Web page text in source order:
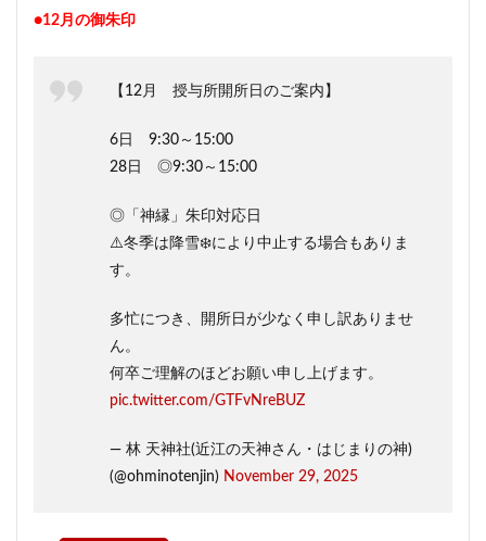
●12月の御朱印
【12月 授与所開所日のご案内】
6日 9:30～15:00
28日 ◎9:30～15:00
◎「神縁」朱印対応日
⚠️冬季は降雪❄️により中止する場合もありま
す。
多忙につき、開所日が少なく申し訳ありませ
ん。
何卒ご理解のほどお願い申し上げます。
pic.twitter.com/GTFvNreBUZ
— 林 天神社(近江の天神さん・はじまりの神)
(@ohminotenjin) November 29, 2025